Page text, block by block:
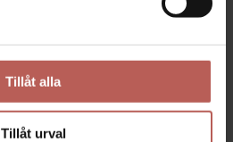
Tillåt alla
Tillåt urval